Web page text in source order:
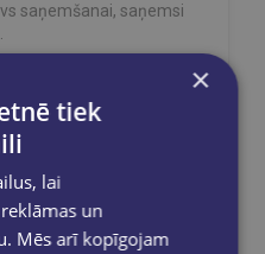
saņemšanai, saņemsi
×
tiek
lai
un
Mēs arī kopīgojam